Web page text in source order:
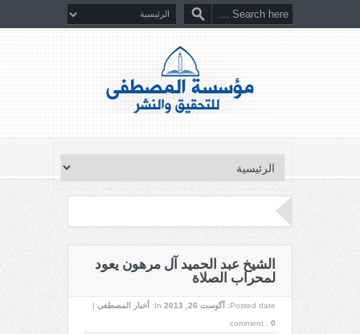
الشيخ عبد الحميد آل مرهون يعود
لمحراب الصلاة
Posted date: آگوست 26, 2013 In: أخبار المصطفى |
comment : 0